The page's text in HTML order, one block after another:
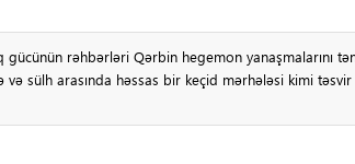
rəhbərləri Qərbin hegemon yanaşmalarını
sülh arasında həssas bir keçid mərhələsi kimi